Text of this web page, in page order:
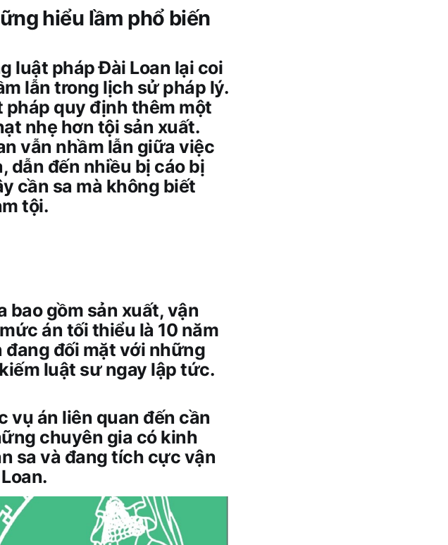
hiểu lầm phổ biến
luật pháp Đài Loan lại coi
lẫn trong lịch sử pháp lý.
pháp quy định thêm một
nhẹ hơn tội sản xuất.
vẫn nhầm lẫn giữa việc
dẫn đến nhiều bị cáo bị
cần sa mà không biết
tội.
bao gồm sản xuất, vận
án tối thiểu là 10 năm
đang đối mặt với những
luật sư ngay lập tức.
vụ án liên quan đến cần
chuyên gia có kinh
sa và đang tích cực vận